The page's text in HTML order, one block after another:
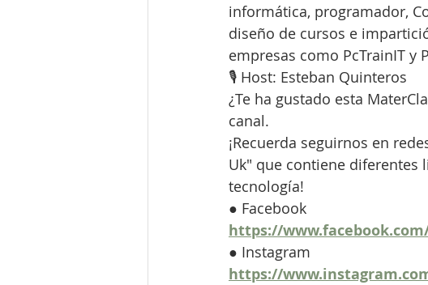
informática, programador,
diseño de cursos e
empresas como PcTrainIT y
🎙 Host: Esteban Quinteros
¿Te ha gustado esta
canal.
¡Recuerda seguirnos en
Uk" que contiene diferentes
tecnología!
● Facebook
https://
● Instagram
https://